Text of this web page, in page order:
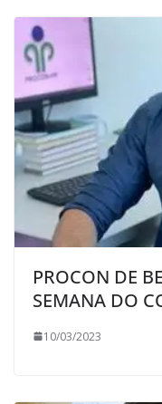
PROCON DE
SEMANA DO
10/03/2023